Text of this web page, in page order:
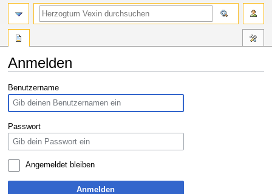
Anmelden
Zur
Navigation
springen
Zur
Suche
springen
Benutzername
Passwort
Angemeldet bleiben
Anmelden